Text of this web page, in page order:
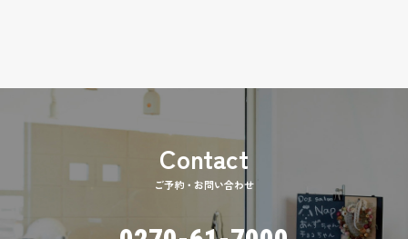
ご予約・お問い合わせ